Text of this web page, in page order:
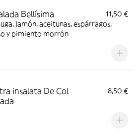
Bellísima
11,50 €
jamón, aceitunas, espárragos,
y pimiento morrón
insalata De Col
8,50 €